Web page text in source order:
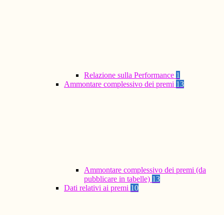
Relazione sulla Performance 1
Ammontare complessivo dei premi 13
Ammontare complessivo dei premi (da
pubblicare in tabelle) 13
Dati relativi ai premi 10